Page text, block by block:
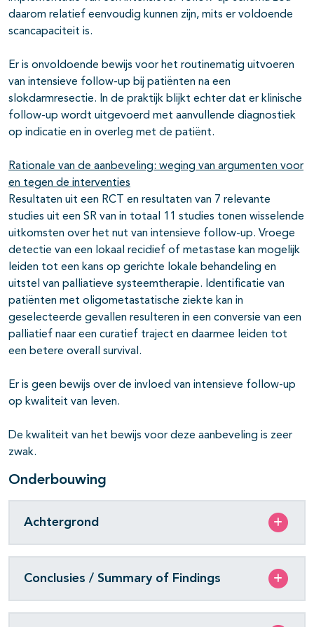
daarom relatief eenvoudig kunnen zijn, mits er voldoende
scancapaciteit is.
Er is onvoldoende bewijs voor het routinematig uitvoeren
van intensieve follow-up bij patiënten na een
slokdarmresectie. In de praktijk blijkt echter dat er klinische
follow-up wordt uitgevoerd met aanvullende diagnostiek
op indicatie en in overleg met de patiënt.
Rationale van de aanbeveling: weging van argumenten voor
en tegen de interventies
Resultaten uit een RCT en resultaten van 7 relevante
studies uit een SR van in totaal 11 studies tonen wisselende
uitkomsten over het nut van intensieve follow-up. Vroege
detectie van een lokaal recidief of metastase kan mogelijk
leiden tot een kans op gerichte lokale behandeling en
uitstel van palliatieve systeemtherapie. Identificatie van
patiënten met oligometastatische ziekte kan in
geselecteerde gevallen resulteren in een conversie van een
palliatief naar een curatief traject en daarmee leiden tot
een betere overall survival.
Er is geen bewijs over de invloed van intensieve follow-up
op kwaliteit van leven.
De kwaliteit van het bewijs voor deze aanbeveling is zeer
zwak.
Onderbouwing
Achtergrond
Conclusies / Summary of Findings